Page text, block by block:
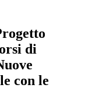
di
con le